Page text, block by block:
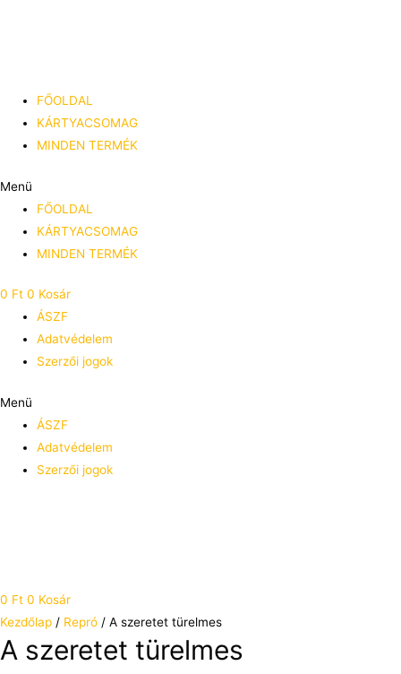
FŐOLDAL
KÁRTYACSOMAG
MINDEN TERMÉK
Menü
FŐOLDAL
KÁRTYACSOMAG
MINDEN TERMÉK
0 Ft 0 Kosár
ÁSZF
Adatvédelem
Szerzői jogok
Menü
ÁSZF
Adatvédelem
Szerzői jogok
0 Ft 0 Kosár
Kezdőlap / Repró / A szeretet türelmes
A szeretet türelmes